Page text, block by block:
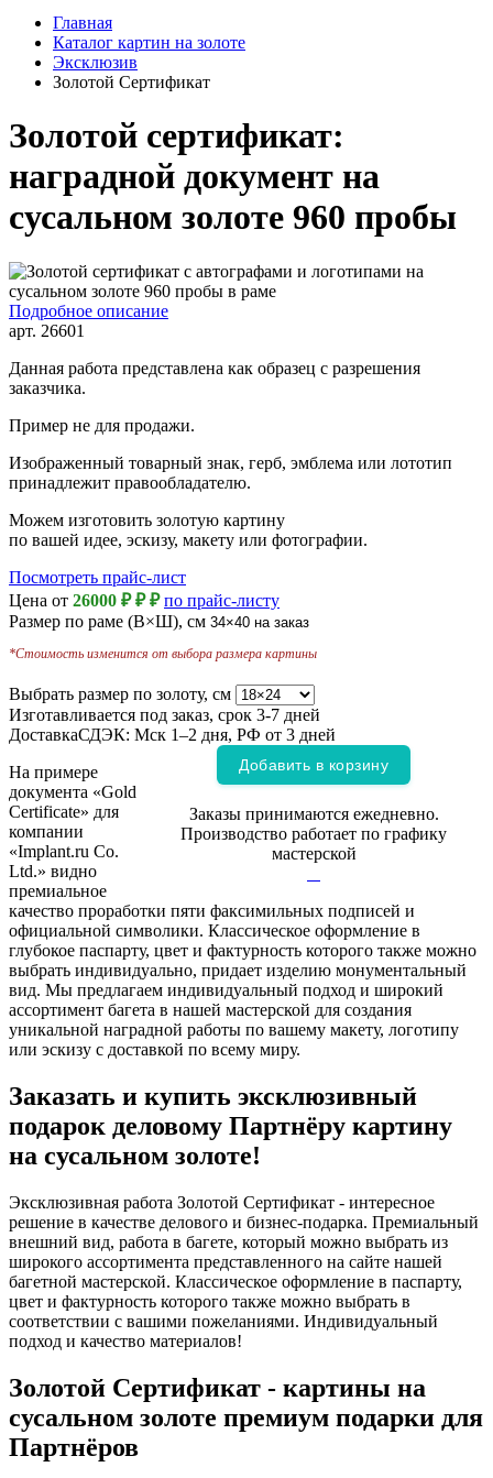
Главная
Каталог картин на золоте
Эксклюзив
Золотой Сертификат
Золотой сертификат:
наградной документ на
сусальном золоте 960 пробы
Подробное описание
арт. 26601
Данная работа представлена как образец с разрешения
заказчика.
Пример не для продажи.
Изображенный товарный знак, герб, эмблема или лототип
принадлежит правообладателю.
Можем изготовить золотую картину
по вашей идее, эскизу, макету или фотографии.
Посмотреть прайс-лист
Цена от 26000 ₽₽₽по прайс-листу
Размер по раме (В×Ш), см 34×40 на заказ
*Стоимость изменится от выбора размера картины
Выбрать размер по золоту, см
Изготавливается под заказ, срок 3-7 дней
ДоставкаСДЭК: Мск 1–2 дня, РФ от 3 дней
Добавить в корзину
Заказы принимаются ежедневно.
Производство работает по графику
мастерской
На примере
документа «Gold
Certificate» для
компании
«Implant.ru Co.
Ltd.» видно
премиальное
качество проработки пяти факсимильных подписей и
официальной символики. Классическое оформление в
глубокое паспарту, цвет и фактурность которого также можно
выбрать индивидуально, придает изделию монументальный
вид. Мы предлагаем индивидуальный подход и широкий
ассортимент багета в нашей мастерской для создания
уникальной наградной работы по вашему макету, логотипу
или эскизу с доставкой по всему миру.
Заказать и купить эксклюзивный
подарок деловому Партнёру картину
на сусальном золоте!
Эксклюзивная работа Золотой Сертификат - интересное
решение в качестве делового и бизнес-подарка. Премиальный
внешний вид, работа в багете, который можно выбрать из
широкого ассортимента представленного на сайте нашей
багетной мастерской. Классическое оформление в паспарту,
цвет и фактурность которого также можно выбрать в
соответствии с вашими пожеланиями. Индивидуальный
подход и качество материалов!
Золотой Сертификат - картины на
сусальном золоте премиум подарки для
Партнёров